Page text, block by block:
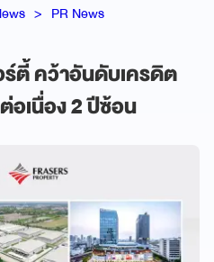
PR News
ตี้ คว้าอันดับเครดิต
อเนื่อง 2 ปีซ้อน